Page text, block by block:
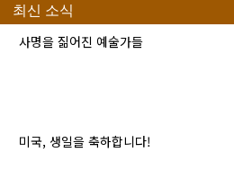
최신 소식
사명을 짊어진 예술가들
미국, 생일을 축하합니다!